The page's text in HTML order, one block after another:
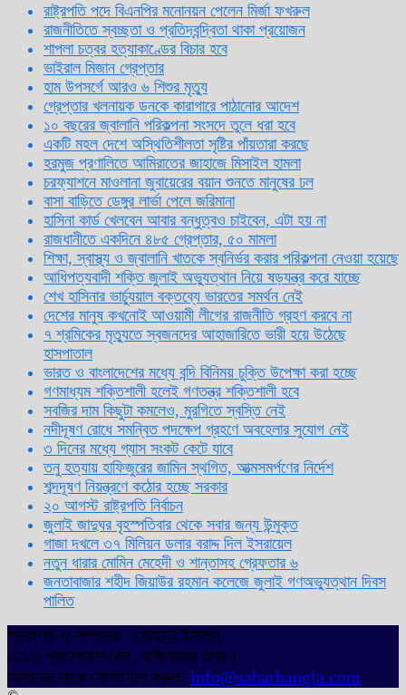
রাষ্ট্রপতি পদে বিএনপির মনোনয়ন পেলেন মির্জা ফখরুল
রাজনীতিতে স্বচ্ছতা ও প্রতিদ্বন্দ্বিতা থাকা প্রয়োজন
শাপলা চত্বর হত্যাকাণ্ডের বিচার হবে
ভাইরাল মিজান গ্রেপ্তার
হাম উপসর্গে আরও ৬ শিশুর মৃত্যু
গ্রেপ্তার খলনায়ক ডনকে কারাগারে পাঠানোর আদেশ
১০ বছরের জ্বালানি পরিকল্পনা সংসদে তুলে ধরা হবে
একটি মহল দেশে অস্থিতিশীলতা সৃষ্টির পাঁয়তারা করছে
হরমুজ প্রণালিতে আমিরাতের জাহাজে মিসাইল হামলা
চরফ্যাশনে মাওলানা জুবায়েরের বয়ান শুনতে মানুষের ঢল
বাসা বাড়িতে ডেঙ্গুর লার্ভা পেলে জরিমানা
হাসিনা কার্ড খেলবেন আবার বন্ধুত্বও চাইবেন, এটা হয় না
রাজধানীতে একদিনে ৪৮৫ গ্রেপ্তার, ৫০ মামলা
শিক্ষা, স্বাস্থ্য ও জ্বালানি খাতকে স্বনির্ভর করার পরিকল্পনা নেওয়া হয়েছে
আধিপত্যবাদী শক্তি জুলাই অভ্যুত্থান নিয়ে ষড়যন্ত্র করে যাচ্ছে
শেখ হাসিনার ভার্চ্যুয়াল বক্তব্যে ভারতের সমর্থন নেই
দেশের মানুষ কখনোই আওয়ামী লীগের রাজনীতি গ্রহণ করবে না
৭ শ্রমিকের মৃত্যুতে স্বজনদের আহাজারিতে ভারী হয়ে উঠেছে
হাসপাতাল
ভারত ও বাংলাদেশের মধ্যে বন্দি বিনিময় চুক্তি উপেক্ষা করা হচ্ছে
গণমাধ্যম শক্তিশালী হলেই গণতন্ত্র শক্তিশালী হবে
সবজির দাম কিছুটা কমলেও, মুরগিতে স্বস্তি নেই
নদীদূষণ রোধে সমন্বিত পদক্ষেপ গ্রহণে অবহেলার সুযোগ নেই
৩ দিনের মধ্যে গ্যাস সংকট কেটে যাবে
তনু হত্যায় হাফিজুরের জামিন স্থগিত, আত্মসমর্পণের নির্দেশ
শব্দদূষণ নিয়ন্ত্রণে কঠোর হচ্ছে সরকার
২০ আগস্ট রাষ্ট্রপতি নির্বাচন
জুলাই জাদুঘর বৃহস্পতিবার থেকে সবার জন্য উন্মুক্ত
গাজা দখলে ৩৭ মিলিয়ন ডলার বরাদ্দ দিল ইসরায়েল
নতুন ধারার মোমিন মেহেদী ও শান্তাসহ গ্রেফতার ৬
জনতাবাজার শহীদ জিয়াউর রহমান কলেজে জুলাই গণঅভ্যুত্থান দিবস
পালিত
প্রকাশক ও সম্পাদক : সোহানা ইসলাম
৩/১৩ প্রতাপদাশ লেন, লক্ষিবাজার ঢাকা।
আমাদের সাথে যোগাযোগ করুন: info@sabarbangla.com